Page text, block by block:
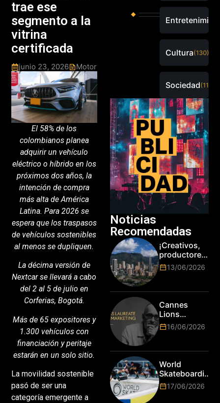
trae ese
segmento a la
vitrina
certificada
junio 23, 2026 Motor
El 58% de los
colombianos planea
adquirir un vehículo
eléctrico o híbrido en los
próximos dos años, la
intención de compra
más alta de América
Latina. Para 2026 se
espera que los traspasos
de vehículos sostenibles
al menos se dupliquen.
La décima versión de
Nextcar se llevará a cabo
del 2 al 5 de julio en
Corferias, Bogotá.
Más de 65 expositores y
1.300 vehículos con
financiación y peritaje
estarán en un solo sitio.
La movilidad sostenible
pasó de ser una
categoría emergente a
Cultura(130)
Sociedad(115)
Noticias
Recomendadas
¡Creativos,
productores
y cracks de
la tecnología
es hora de
subir de
nivel! Las
marcas más
top del
13/06/2026
Cannes
Lions
anuncia a
Jim Stengel
primer Lions
Laureate for
Marketing
16/06/2026
World
Skateboarding
Tour:
¡Resultados
17/06/2026